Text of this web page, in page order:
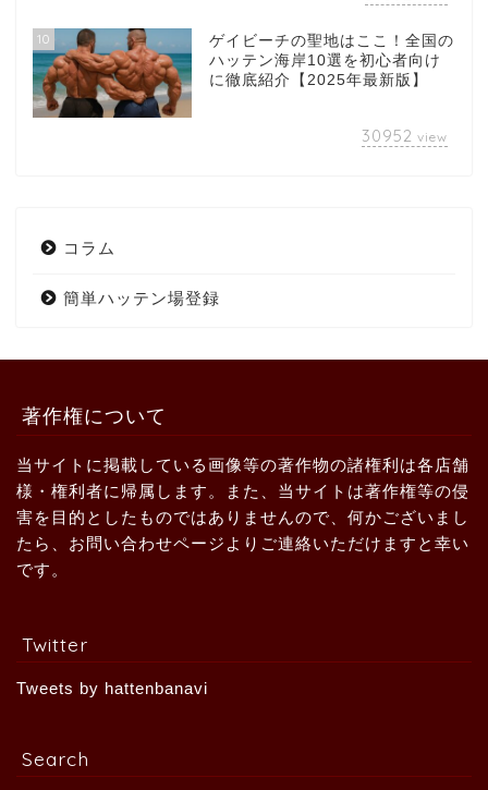
10
ゲイビーチの聖地はここ！全国の
ハッテン海岸10選を初心者向け
に徹底紹介【2025年最新版】
30952 view
コラム
簡単ハッテン場登録
著作権について
当サイトに掲載している画像等の著作物の諸権利は各店舗
様・権利者に帰属します。また、当サイトは著作権等の侵
害を目的としたものではありませんので、何かございまし
たら、お問い合わせページよりご連絡いただけますと幸い
です。
Twitter
Tweets by hattenbanavi
Search